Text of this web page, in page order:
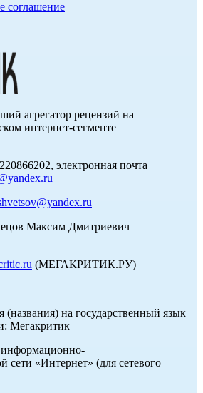
соглашение
агрегатор рецензий на
интернет-сегменте
электронная почта
Максим Дмитриевич
(МЕГАКРИТИК.РУ)
на государственный язык
Мегакритик
сети «Интернет» (для сетевого